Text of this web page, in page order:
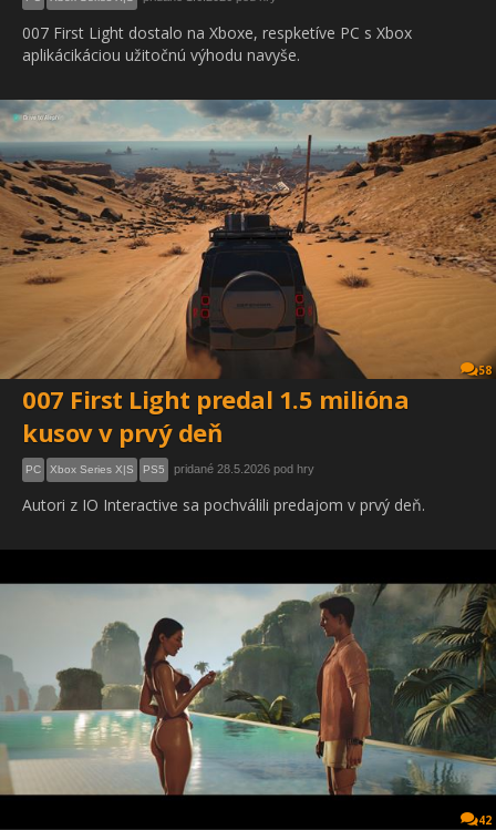
007 First Light dostalo na Xboxe, respketíve PC s Xbox
aplikácikáciou užitočnú výhodu navyše.
58
007 First Light predal 1.5 milióna
kusov v prvý deň
PC Xbox Series X|S PS5 pridané 28.5.2026 pod hry
Autori z IO Interactive sa pochválili predajom v prvý deň.
42